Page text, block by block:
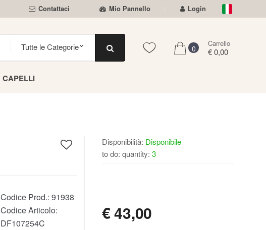
Contattaci Mio Pannello Login
0
Carrello
€ 0,00
CAPELLI
Codice Prod.: 91938
Codice Articolo:
DF107254C
Disponibilità: Disponibile
to do: quantity: 3
€43,00